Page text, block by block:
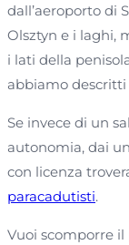
dall’aeroporto di
Olsztyn e i laghi,
i lati della
abbiamo descritti
Se invece di un
autonomia, dai
con licenza
paracadutisti.
Vuoi scomporre